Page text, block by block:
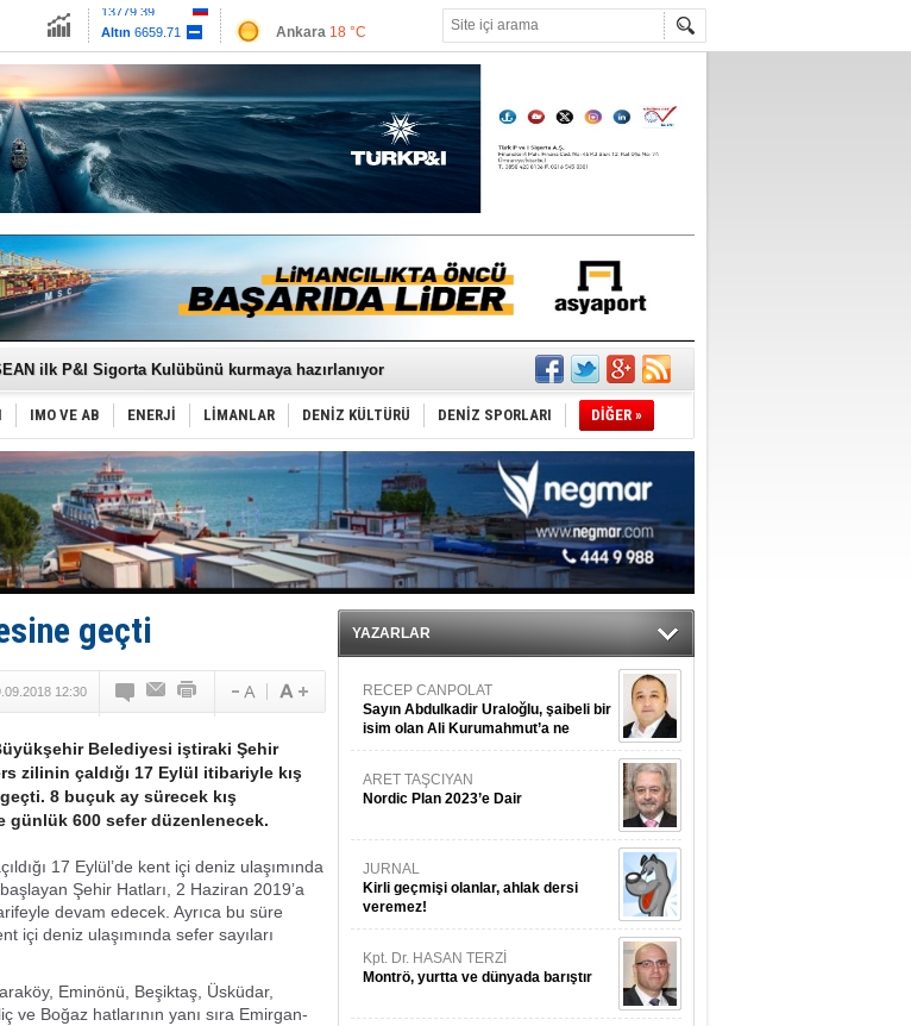
Altın
6659.71
Euro55.1258
Ankara 18 °C
Antalya26 °C
Muğla 19 °C
Çanakkale 20 °C
Marin, Avrupa'nın tekne fuarlarına çıkarma yapacak
ilk P&I Sigorta Kulübünü kurmaya hazırlanıyor
- Eker Olympos Regatta'da ilk start!
ve Çanakkale: 6 ayda 40.000 gemi
‘Mavi Vatan’ ziyaretçi kayıtları başladı!
işçilerinin direnişi, kazanımla sonuçlandı
aktivistler, gemide mahsur kaldı!
Karadeniz'de yeni sevkiyat taleplerini durdurdu
BIMCO’ya katıldı
gemi inşa yan sanayinin sorunlarını tartıştı
milyon TL'lik tekne projesinde karar çıktı
cankurtaran ihalesini BlueForge kazandı
Tersanesi EYDEP’te A sertifikası alan ilk tersane oldu
IMO VE AB ENERJİ LİMANLAR DENİZ KÜLTÜRÜ DENİZ SPORLARI DİĞER »
geçti
12:30
Belediyesi iştiraki Şehir
zilinin çaldığı 17 Eylül itibariyle kış
8 buçuk ay sürecek kış
günlük 600 sefer düzenlenecek.
17 Eylül’de kent içi deniz ulaşımında
Şehir Hatları, 2 Haziran 2019’a
devam edecek. Ayrıca bu süre
içi deniz ulaşımında sefer sayıları
Eminönü, Beşiktaş, Üsküdar,
ve Boğaz hatlarının yanı sıra Emirgan-
YAZARLAR
RECEP CANPOLAT
Sayın Abdulkadir Uraloğlu, şaibeli bir
isim olan Ali Kurumahmut’a ne
danışıyorsunuz?
ARET TAŞCIYAN
Nordic Plan 2023’e Dair
JURNAL
Kirli geçmişi olanlar, ahlak dersi
veremez!
Kpt. Dr. HASAN TERZİ
Montrö, yurtta ve dünyada barıştır